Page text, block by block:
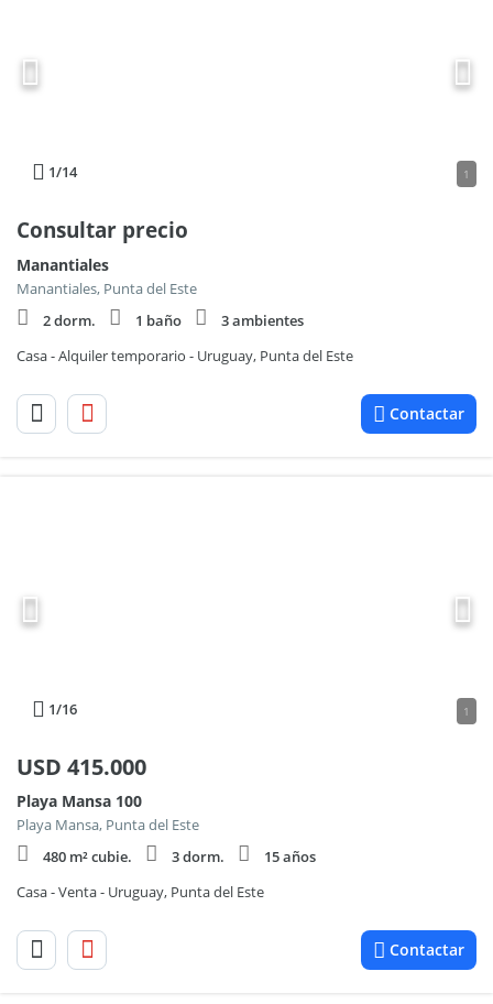
1/14 1
Consultar precio
Manantiales
Manantiales, Punta del Este
2 dorm.
1 baño
3 ambientes
Casa - Alquiler temporario - Uruguay, Punta del Este
Contactar
1/16 1
USD 415.000
Playa Mansa 100
Playa Mansa, Punta del Este
480 m² cubie.
3 dorm.
15 años
Casa - Venta - Uruguay, Punta del Este
Contactar